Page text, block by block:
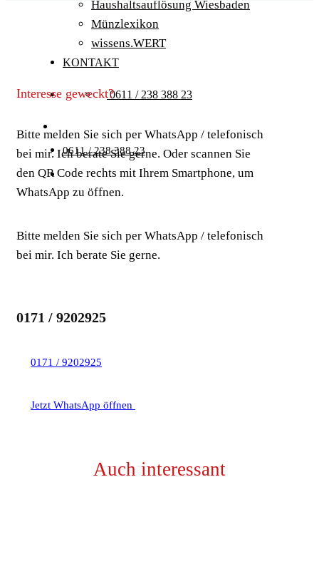
Haushaltsauflösung Wiesbaden
Münzlexikon
wissens.WERT
KONTAKT
0611 / 238 388 23
0611 / 238 388 23
Interesse geweckt?
Bitte melden Sie sich per WhatsApp / telefonisch
bei mir. Ich berate Sie gerne. Oder scannen Sie
den QR Code rechts mit Ihrem Smartphone, um
WhatsApp zu öffnen.
Bitte melden Sie sich per WhatsApp / telefonisch
bei mir. Ich berate Sie gerne.
0171 / 9202925
0171 / 9202925
Jetzt WhatsApp öffnen
Auch interessant